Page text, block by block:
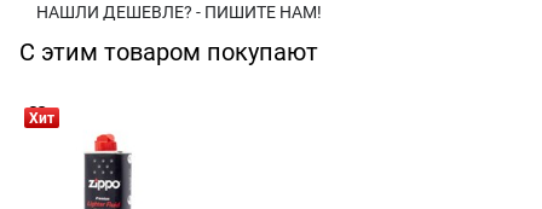
НАШЛИ ДЕШЕВЛЕ? - ПИШИТЕ НАМ!
С этим товаром покупают
Хит